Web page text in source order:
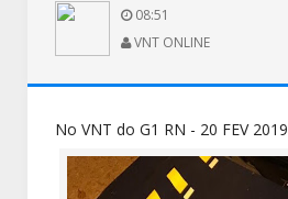
08:51
VNT ONLINE
No VNT do G1 RN - 20 FEV 2019